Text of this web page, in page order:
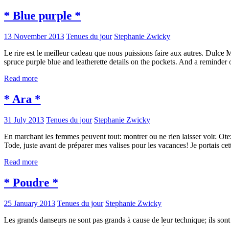
* Blue purple *
13 November 2013 Tenues du jour Stephanie Zwicky
Le rire est le meilleur cadeau que nous puissions faire aux autres.
spruce purple blue and leatherette details on the pockets. And a
Read more
* Ara *
31 July 2013 Tenues du jour Stephanie Zwicky
En marchant les femmes peuvent tout: montrer ou ne rien laisser voir.
Tode, juste avant de préparer mes valises pour les vacances! Je portais
Read more
* Poudre *
25 January 2013 Tenues du jour Stephanie Zwicky
Les grands danseurs ne sont pas grands à cause de leur technique; ils